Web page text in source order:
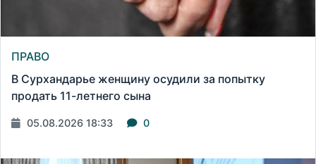
ПРАВО
В Сурхандарье женщину осудили за попытку
продать 11-летнего сына
05.08.2026 18:33 0